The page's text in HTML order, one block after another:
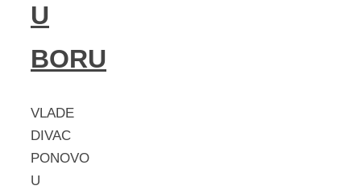
U
BORU
VLADE
DIVAC
PONOVO
U